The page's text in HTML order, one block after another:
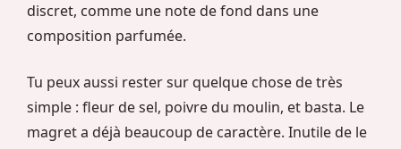
discret, comme une note de fond dans une
composition parfumée.
Tu peux aussi rester sur quelque chose de très
simple : fleur de sel, poivre du moulin, et basta. Le
magret a déjà beaucoup de caractère. Inutile de le